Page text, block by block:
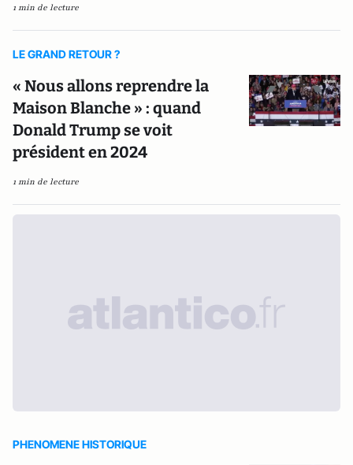
1 min de lecture
LE GRAND RETOUR ?
« Nous allons reprendre la
Maison Blanche » : quand
Donald Trump se voit
président en 2024
1 min de lecture
PHENOMENE HISTORIQUE